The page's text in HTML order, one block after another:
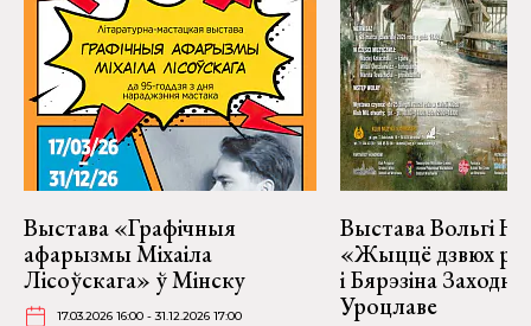
Выстава «Графічныя
афарызмы Міхаіла
Лісоўскага» ў Мінску
17.03.2026 16:00 - 31.12.2026 17:00
Выстава Вольгі
«Жыццё дзвюх
і Бярэзіна
Уроцлаве